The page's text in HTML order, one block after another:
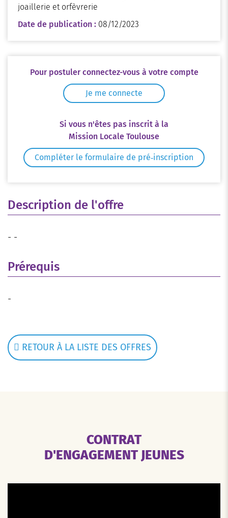
Description de l'offre
- -
Prérequis
-
RETOUR À LA LISTE DES OFFRES
joaillerie et orfèvrerie
Date de publication : 08/12/2023
Pour postuler connectez-vous à votre compte
Je me connecte
Si vous n'êtes pas inscrit à la
Mission Locale Toulouse
Compléter le formulaire de pré‑inscription
CONTRAT
D'ENGAGEMENT JEUNES